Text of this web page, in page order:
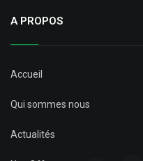
A PROPOS
Accueil
Qui sommes nous
Actualités